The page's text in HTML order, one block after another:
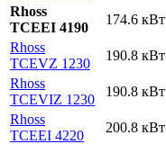
Rhoss
TCEEI 4190
174.6 кВт
Rhoss
TCEVZ 1230
190.8 кВт
Rhoss
TCEVIZ 1230
190.8 кВт
Rhoss
TCEEI 4220
200.8 кВт